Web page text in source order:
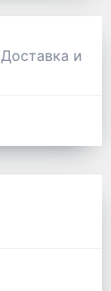
Доставка и